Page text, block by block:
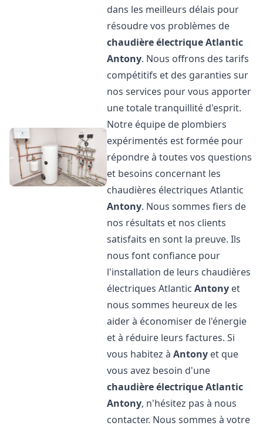
dans les meilleurs délais pour
résoudre vos problèmes de
chaudière électrique Atlantic
Antony. Nous offrons des tarifs
compétitifs et des garanties sur
nos services pour vous apporter
une totale tranquillité d'esprit.
Notre équipe de plombiers
expérimentés est formée pour
répondre à toutes vos questions
et besoins concernant les
chaudières électriques Atlantic
Antony. Nous sommes fiers de
nos résultats et nos clients
satisfaits en sont la preuve. Ils
nous font confiance pour
l'installation de leurs chaudières
électriques AtlanticAntony et
nous sommes heureux de les
aider à économiser de l'énergie
et à réduire leurs factures. Si
vous habitez àAntony et que
vous avez besoin d'une
chaudière électrique Atlantic
Antony, n'hésitez pas à nous
contacter. Nous sommes à votre